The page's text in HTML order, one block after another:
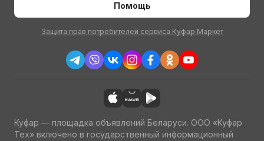
Помощь
Защита прав потребителей сервиса Куфар Маркет
Куфар — площадка объявлений Беларуси. ООО «Куфар
Тех» включено в государственный информационный